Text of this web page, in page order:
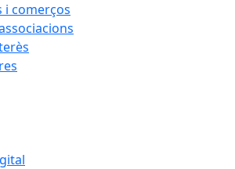
i comerços